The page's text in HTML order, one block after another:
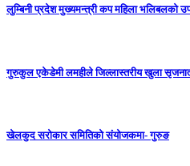
लुम्बिनी प्रदेश मुख्यमन्त्री कप महिला भलिबलकाे
गुरुकुल एकेडेमी लमहीले जिल्लास्तरीय खुला
खेलकुद सरोकार समितिको संयोजकमा- गुरुङ